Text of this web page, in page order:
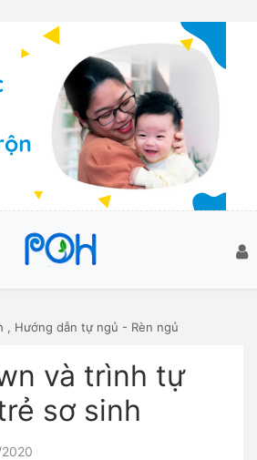
, Hướng dẫn tự ngủ - Rèn ngủ
và trình tự
sơ sinh